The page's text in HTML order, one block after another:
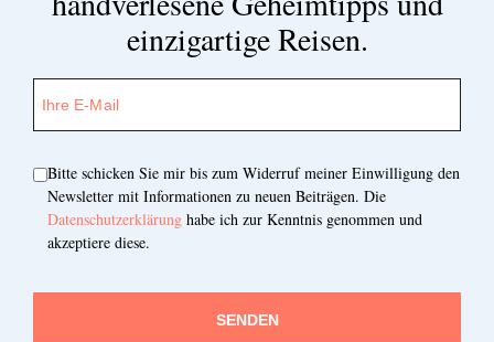
einzigartige Reisen.
Bitte schicken Sie mir bis zum Widerruf meiner Einwilligung den
Newsletter mit Informationen zu neuen Beiträgen. Die
Datenschutzerklärung habe ich zur Kenntnis genommen und
akzeptiere diese.
SENDEN